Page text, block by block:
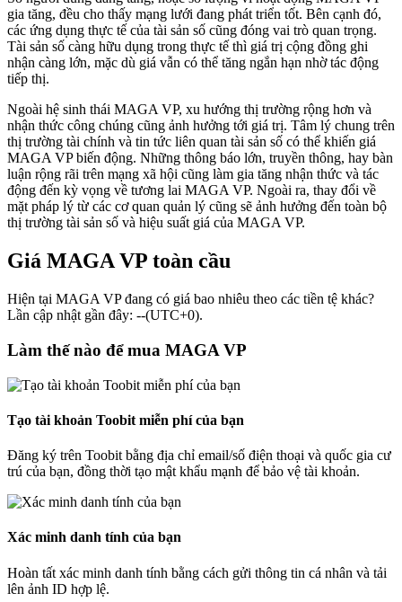
gia tăng, đều cho thấy mạng lưới đang phát triển tốt. Bên cạnh đó,
các ứng dụng thực tế của tài sản số cũng đóng vai trò quan trọng.
Tài sản số càng hữu dụng trong thực tế thì giá trị cộng đồng ghi
nhận càng lớn, mặc dù giá vẫn có thể tăng ngắn hạn nhờ tác động
tiếp thị.
Ngoài hệ sinh thái MAGA VP, xu hướng thị trường rộng hơn và
nhận thức công chúng cũng ảnh hưởng tới giá trị. Tâm lý chung trên
thị trường tài chính và tin tức liên quan tài sản số có thể khiến giá
MAGA VP biến động. Những thông báo lớn, truyền thông, hay bàn
luận rộng rãi trên mạng xã hội cũng làm gia tăng nhận thức và tác
động đến kỳ vọng về tương lai MAGA VP. Ngoài ra, thay đổi về
mặt pháp lý từ các cơ quan quản lý cũng sẽ ảnh hưởng đến toàn bộ
thị trường tài sản số và hiệu suất giá của MAGA VP.
Giá MAGA VP toàn cầu
Hiện tại MAGA VP đang có giá bao nhiêu theo các tiền tệ khác?
Lần cập nhật gần đây: --(UTC+0).
Làm thế nào để mua MAGA VP
Tạo tài khoản Toobit miễn phí của bạn
Đăng ký trên Toobit bằng địa chỉ email/số điện thoại và quốc gia cư
trú của bạn, đồng thời tạo mật khẩu mạnh để bảo vệ tài khoản.
Xác minh danh tính của bạn
Hoàn tất xác minh danh tính bằng cách gửi thông tin cá nhân và tải
lên ảnh ID hợp lệ.